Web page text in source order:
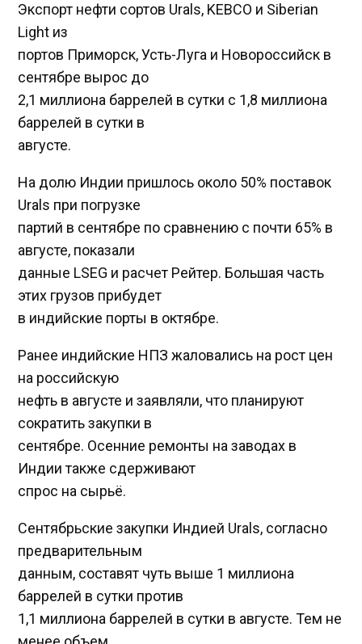
Экспорт нефти сортов Urals, KEBCO и Siberian
Light из
портов Приморск, Усть-Луга и Новороссийск в
сентябре вырос до
2,1 миллиона баррелей в сутки с 1,8 миллиона
баррелей в сутки в
августе.
На долю Индии пришлось около 50% поставок
Urals при погрузке
партий в сентябре по сравнению с почти 65% в
августе, показали
данные LSEG и расчет Рейтер. Большая часть
этих грузов прибудет
в индийские порты в октябре.
Ранее индийские НПЗ жаловались на рост цен
на российскую
нефть в августе и заявляли, что планируют
сократить закупки в
сентябре. Осенние ремонты на заводах в
Индии также сдерживают
спрос на сырьё.
Сентябрьские закупки Индией Urals, согласно
предварительным
данным, составят чуть выше 1 миллиона
баррелей в сутки против
1,1 миллиона баррелей в сутки в августе. Тем не